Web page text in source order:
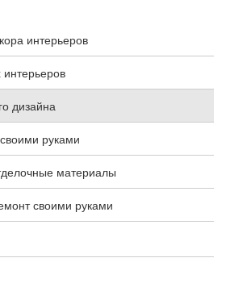
интерьеров
интерьеров
дизайна
руками
материалы
своими руками